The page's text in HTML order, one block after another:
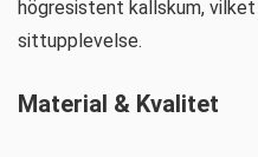
högresistent kallskum,
sittupplevelse.
Material & Kvalitet